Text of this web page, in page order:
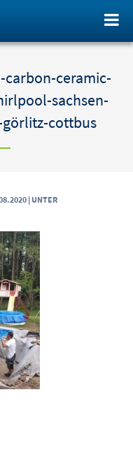
ceramic-
sachsen-
cottbus
| UNTER